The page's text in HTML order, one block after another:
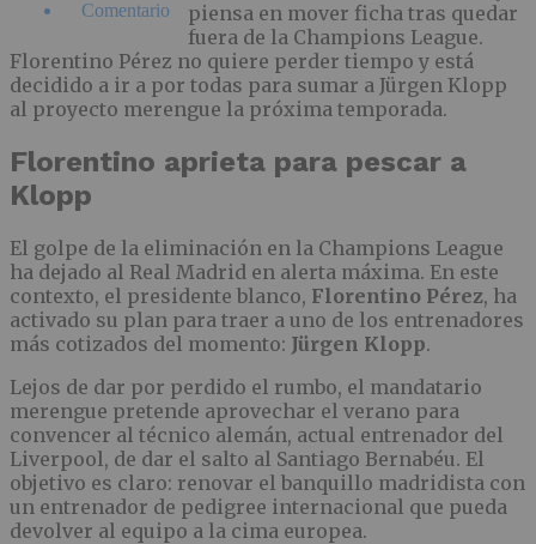
Comentario
piensa en mover ficha tras quedar
fuera de la Champions League.
Florentino Pérez no quiere perder tiempo y está
decidido a ir a por todas para sumar a Jürgen Klopp
al proyecto merengue la próxima temporada.
Florentino aprieta para pescar a
Klopp
El golpe de la eliminación en la Champions League
ha dejado al Real Madrid en alerta máxima. En este
contexto, el presidente blanco, Florentino Pérez, ha
activado su plan para traer a uno de los entrenadores
más cotizados del momento: Jürgen Klopp.
Lejos de dar por perdido el rumbo, el mandatario
merengue pretende aprovechar el verano para
convencer al técnico alemán, actual entrenador del
Liverpool, de dar el salto al Santiago Bernabéu. El
objetivo es claro: renovar el banquillo madridista con
un entrenador de pedigree internacional que pueda
devolver al equipo a la cima europea.